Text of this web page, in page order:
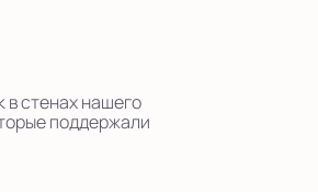
стенах нашего
поддержали